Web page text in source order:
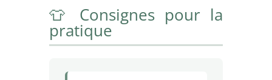
👕 Consignes pour la
pratique